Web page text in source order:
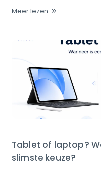
Meer lezen
Tablet of laptop?
slimste keuze?